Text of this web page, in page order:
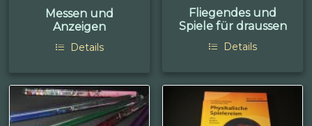
Messen und
Anzeigen
Details
Fliegendes und
Spiele für draussen
Details